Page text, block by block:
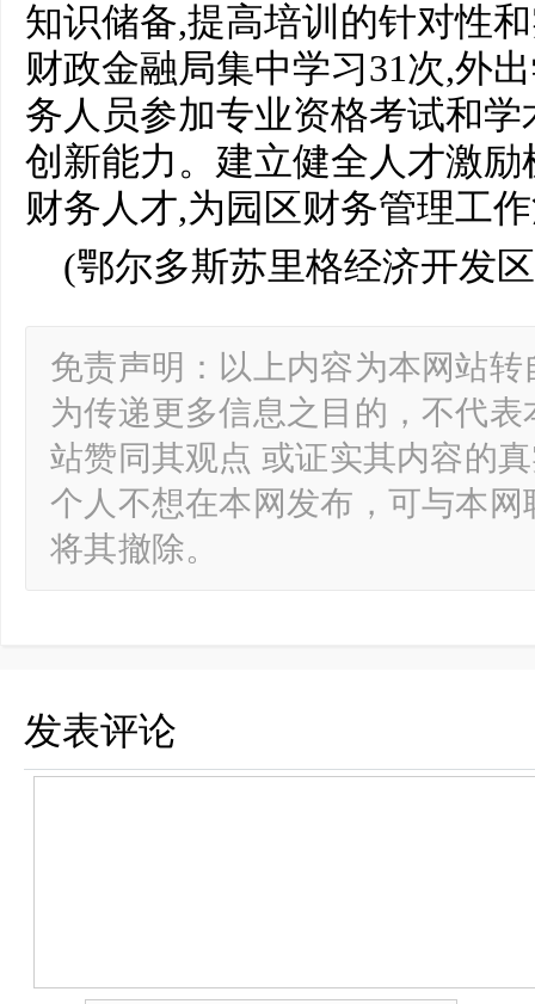
知识储备,提高培训的针对性
财政金融局集中学习31次,外
务人员参加专业资格考试和
创新能力。建立健全人才激
财务人才,为园区财务管理工
(鄂尔多斯苏里格经济开发
免责声明：以上内容为本网站
为传递更多信息之目的，不代
站赞同其观点 或证实其内容的
个人不想在本网发布，可与本
将其撤除。
发表评论